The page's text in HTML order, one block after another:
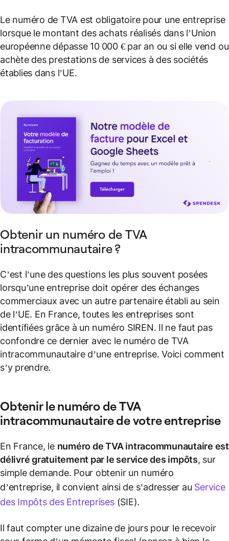
Le numéro de TVA est obligatoire pour une entreprise
lorsque le montant des achats réalisés dans l’Union
européenne dépasse 10 000 € par an ou si elle vend ou
achète des prestations de services à des sociétés
établies dans l’UE.
Obtenir un numéro de TVA
intracommunautaire ?
C’est l’une des questions les plus souvent posées
lorsqu’une entreprise doit opérer des échanges
commerciaux avec un autre partenaire établi au sein
de l’UE. En France, toutes les entreprises sont
identifiées grâce à un numéro SIREN. Il ne faut pas
confondre ce dernier avec le numéro de TVA
intracommunautaire d’une entreprise. Voici comment
s’y prendre.
Obtenir lenuméro de TVA
intracommunautairede votre entreprise
En France, le numéro de TVA intracommunautaire est
délivré gratuitement par le service des impôts, sur
simple demande. Pour obtenir un numéro
d’entreprise, il convient ainsi de s’adresser au Service
des Impôts des Entreprises(SIE).
Il faut compter une dizaine de jours pour le recevoir